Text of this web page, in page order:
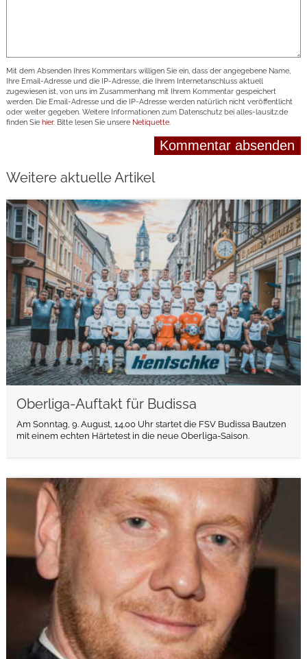
Mit dem Absenden Ihres Kommentars willigen Sie ein, dass der angegebene Name,
Ihre Email-Adresse und die IP-Adresse, die Ihrem Internetanschluss aktuell
zugewiesen ist, von uns im Zusammenhang mit Ihrem Kommentar gespeichert
werden. Die Email-Adresse und die IP-Adresse werden natürlich nicht veröffentlicht
oder weiter gegeben. Weitere Informationen zum Datenschutz bei alles-lausitz.de
finden Sie hier. Bitte lesen Sie unsere Netiquette.
Weitere aktuelle Artikel
Oberliga-Auftakt für Budissa
Am Sonntag, 9. August, 14.00 Uhr startet die FSV Budissa Bautzen
mit einem echten Härtetest in die neue Oberliga-Saison.
weiterlesen
weiterlesen